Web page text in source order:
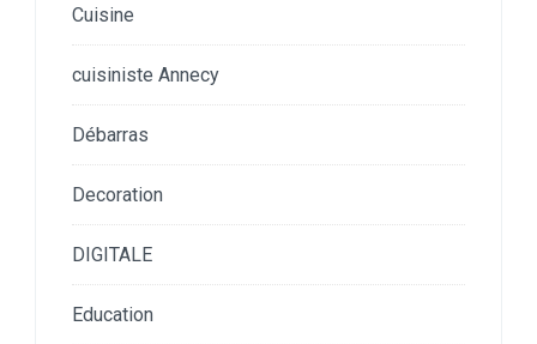
Cuisine
cuisiniste Annecy
Débarras
Decoration
DIGITALE
Education